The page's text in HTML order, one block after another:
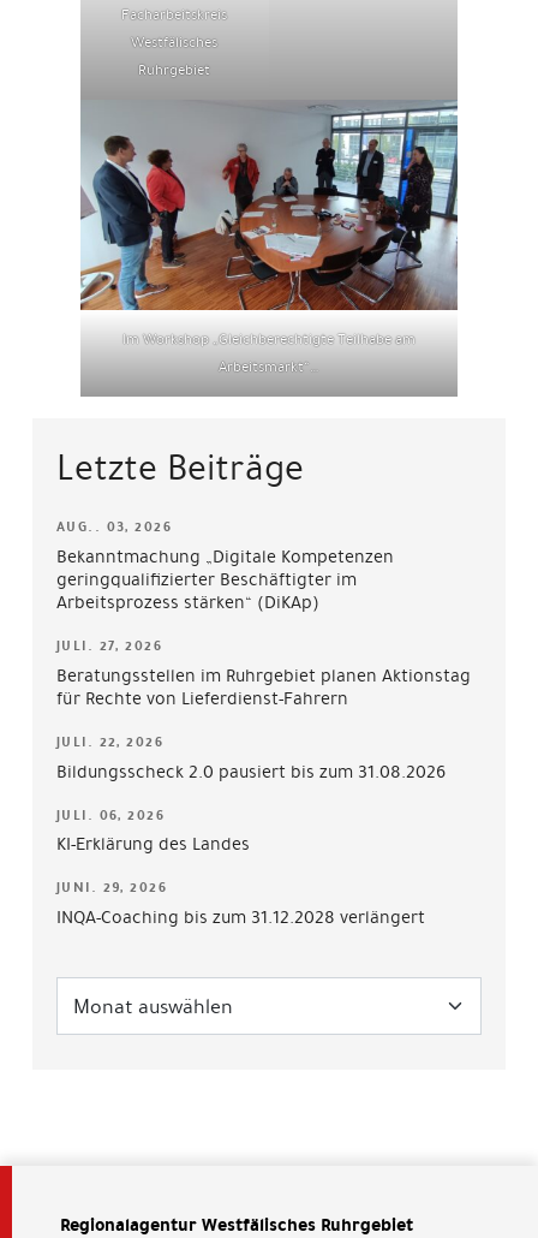
Facharbeitskreis
Westfälisches
Ruhrgebiet
Im Workshop „Gleichberechtigte Teilhabe am
Arbeitsmarkt“…
Letzte Beiträge
AUG.. 03, 2026
Bekanntmachung „Digitale Kompetenzen
geringqualifizierter Beschäftigter im
Arbeitsprozess stärken“ (DiKAp)
JULI. 27, 2026
Beratungsstellen im Ruhrgebiet planen Aktionstag
für Rechte von Lieferdienst-Fahrern
JULI. 22, 2026
Bildungsscheck 2.0 pausiert bis zum 31.08.2026
JULI. 06, 2026
KI-Erklärung des Landes
JUNI. 29, 2026
INQA-Coaching bis zum 31.12.2028 verlängert
Regionalagentur Westfälisches Ruhrgebiet